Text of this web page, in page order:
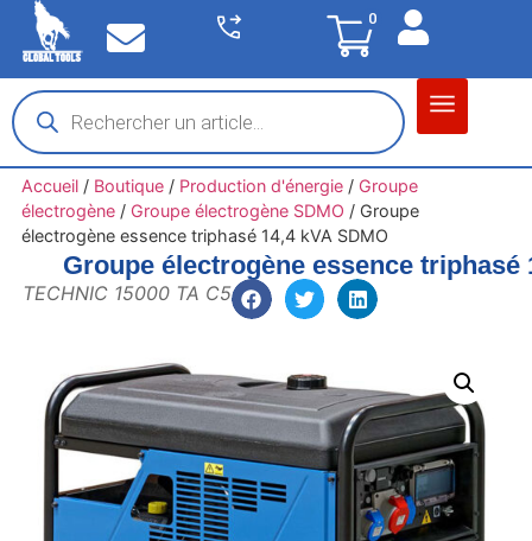
0
Accueil/ Boutique/ Production d'énergie/ Groupe
électrogène/ Groupe électrogène SDMO / Groupe
électrogène essence triphasé 14,4 kVA SDMO
Groupe électrogène essence triphasé
TECHNIC 15000 TA C5